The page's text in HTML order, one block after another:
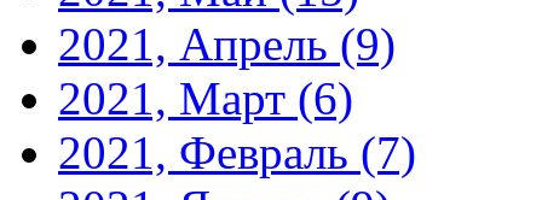
2021, Апрель (9)
2021, Март (6)
2021, Февраль (7)